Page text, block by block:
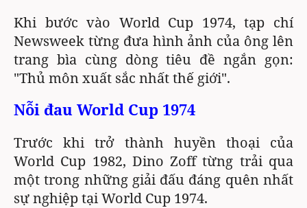
Khi bước vào World Cup 1974, tạp chí
Newsweek từng đưa hình ảnh của ông lên
trang bìa cùng dòng tiêu đề ngắn gọn:
"Thủ môn xuất sắc nhất thế giới".
Nỗi đau World Cup 1974
Trước khi trở thành huyền thoại của
World Cup 1982, Dino Zoff từng trải qua
một trong những giải đấu đáng quên nhất
sự nghiệp tại World Cup 1974.